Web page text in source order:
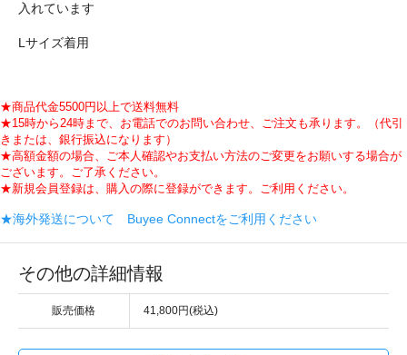
入れています
Lサイズ着用
★商品代金5500円以上で送料無料
★15時から24時まで、お電話でのお問い合わせ、ご注文も承ります。（代引
きまたは、銀行振込になります）
★高額金額の場合、ご本人確認やお支払い方法のご変更をお願いする場合が
ございます。ご了承ください。
★新規会員登録は、購入の際に登録ができます。ご利用ください。
★海外発送について Buyee Connectをご利用ください
その他の詳細情報
販売価格 41,800円(税込)